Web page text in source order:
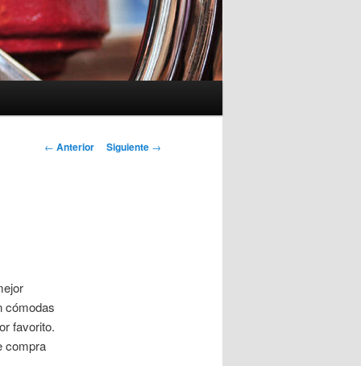
Navegación
← Anterior Siguiente →
cómodas
favorito.
compra